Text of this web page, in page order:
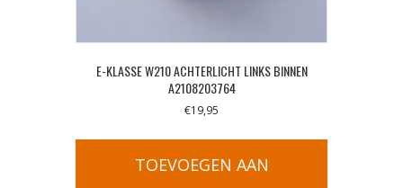
E-KLASSE W210 ACHTERLICHT LINKS BINNEN
A2108203764
€19,95
TOEVOEGEN AAN